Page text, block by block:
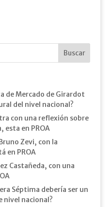
de Mercado de Girardot
del nivel nacional?
con una reflexión sobre
esta en PROA
Zevi, con la
en PROA
Castañeda, con una
Séptima debería ser un
nivel nacional?